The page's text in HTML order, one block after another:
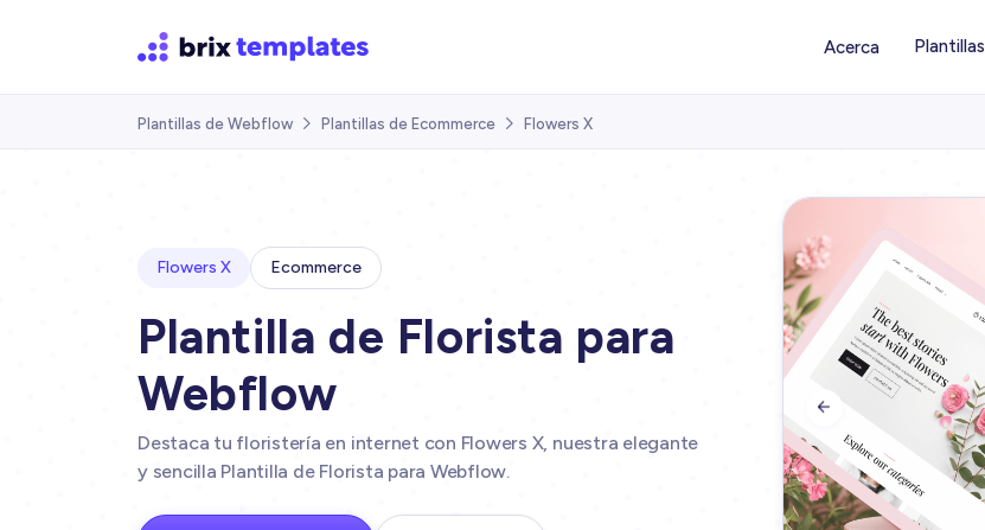
Acerca Plantillas
Plantillas de Webflow  Plantillas de Ecommerce  Flowers X
Flowers X Ecommerce
Plantilla de Florista para
Webflow
Destaca tu floristería en internet con Flowers X, nuestra elegante
y sencilla Plantilla de Florista para Webflow.
